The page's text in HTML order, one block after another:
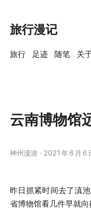
旅行漫记
旅行 足迹 随笔 关
云南博物馆
神州漫游 2021 年6 月 6
昨日抓紧时间去了滇
省博物馆看几件早就向